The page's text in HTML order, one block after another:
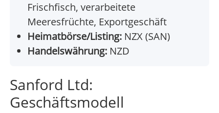
Frischfisch, verarbeitete
Meeresfrüchte, Exportgeschäft
Heimatbörse/Listing: NZX (SAN)
Handelswährung: NZD
Sanford Ltd:
Geschäftsmodell